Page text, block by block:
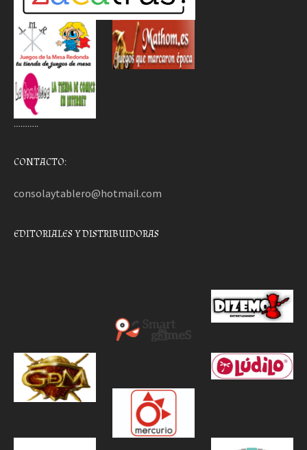
………..
CONTACTO:
consolaytablero@hotmail.com
EDITORIALES Y DISTRIBUIDORAS